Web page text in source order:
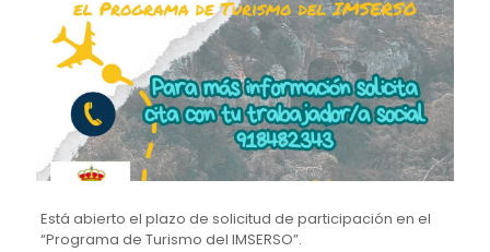
Está abierto el plazo de solicitud de participación en el
“Programa de Turismo del IMSERSO”.